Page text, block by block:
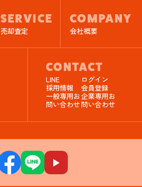
SERVICE
売却査定
COMPANY
会社概要
CONTACT
LINE
ログイン
採用情報
会員登録
一般専用お
問い合わせ
企業専用お
問い合わせ